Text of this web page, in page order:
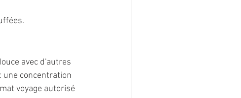
avec d'autres
une concentration
voyage autorisé